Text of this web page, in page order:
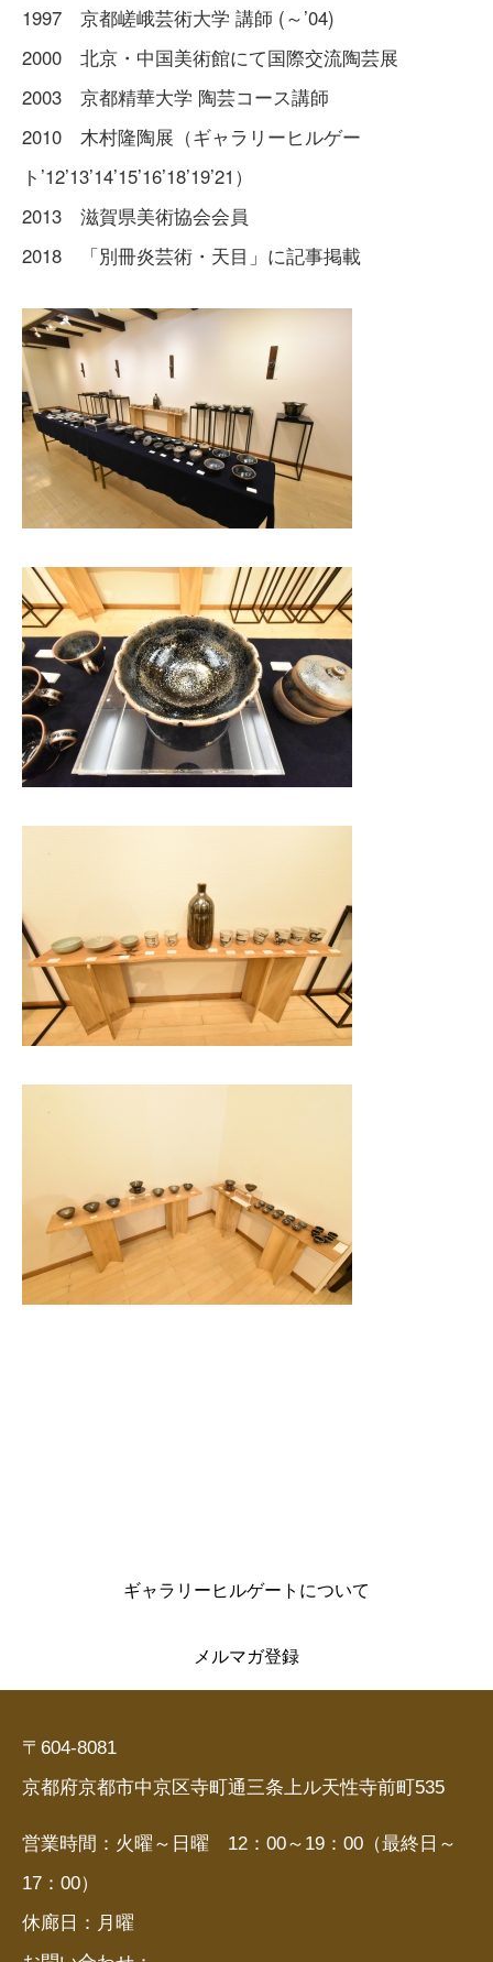
1997 京都嵯峨芸術大学 講師 (～’04)
2000 北京・中国美術館にて国際交流陶芸展
2003 京都精華大学 陶芸コース講師
2010 木村隆陶展（ギャラリーヒルゲー
ト’12’13’14’15’16’18’19’21）
2013 滋賀県美術協会会員
2018 「別冊炎芸術・天目」に記事掲載
ギャラリーヒルゲートについて
メルマガ登録
〒604-8081
京都府京都市中京区寺町通三条上ル天性寺前町535
営業時間：火曜～日曜 12：00～19：00（最終日～
17：00）
休廊日：月曜